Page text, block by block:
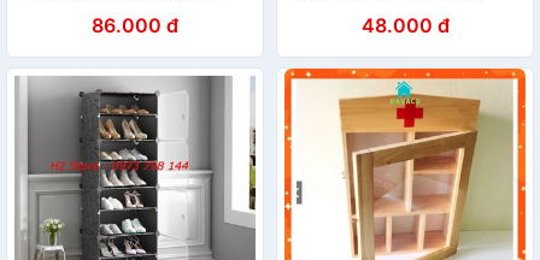
86.000 đ
Vít,Chịu Lực >>100kg.
48.000 đ